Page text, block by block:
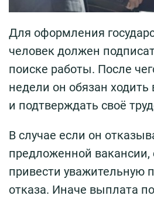
Для оформления
человек должен
поиске работы. После
недели он обязан ходить
и подтверждать своё
В случае если он
предложенной вакансии,
привести уважительную
отказа. Иначе выплата